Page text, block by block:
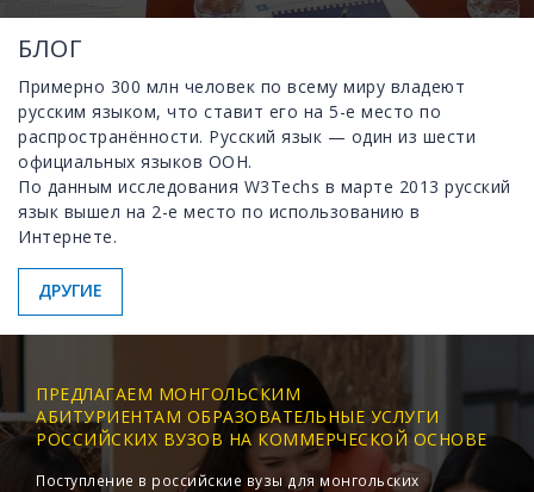
БЛОГ
Примерно 300 млн человек по всему миру владеют
русским языком, что ставит его на 5-е место по
распространённости. Русский язык — один из шести
официальных языков ООН.
По данным исследования W3Techs в марте 2013 русский
язык вышел на 2-е место по использованию в
Интернете.
ДРУГИЕ
ПРЕДЛАГАЕМ МОНГОЛЬСКИМ
АБИТУРИЕНТАМ ОБРАЗОВАТЕЛЬНЫЕ УСЛУГИ
РОССИЙСКИХ ВУЗОВ НА КОММЕРЧЕСКОЙ ОСНОВЕ
Поступление в российские вузы для монгольских